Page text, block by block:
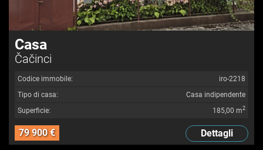
Casa
Čačinci
Codice immobile:
iro-2218
Tipo di casa:
Casa indipendente
Superficie:
185,00 m2
79 900 € Dettagli